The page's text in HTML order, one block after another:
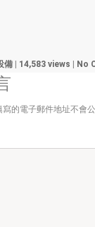
備 14,583 views No
的電子郵件地址不會公